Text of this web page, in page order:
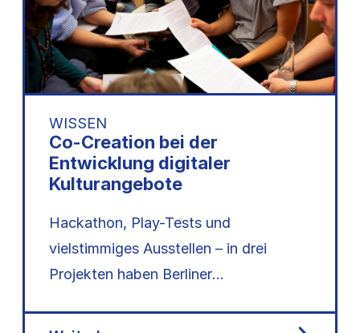
WISSEN
Co-Creation bei der
Entwicklung digitaler
Kulturangebote
Hackathon, Play-Tests und
vielstimmiges Ausstellen – in drei
Projekten haben Berliner